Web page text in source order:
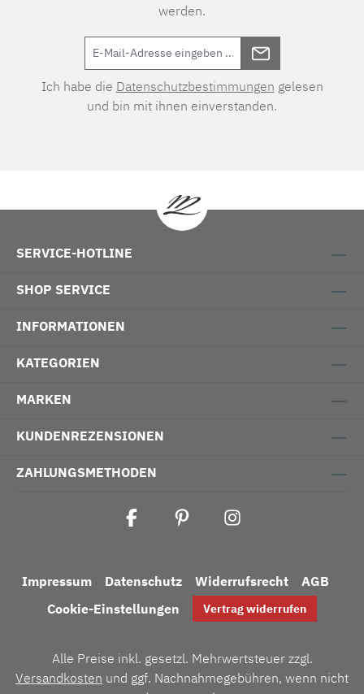
werden.
Ich habe die Datenschutzbestimmungen gelesen
und bin mit ihnen einverstanden.
SERVICE-HOTLINE
SHOP SERVICE
INFORMATIONEN
KATEGORIEN
MARKEN
KUNDENREZENSIONEN
ZAHLUNGSMETHODEN
Impressum Datenschutz Widerrufsrecht
AGB
Cookie-Einstellungen
Vertrag widerrufen
Alle Preise inkl. gesetzl. Mehrwertsteuer zzgl.
Versandkosten und ggf. Nachnahmegebühren, wenn nicht